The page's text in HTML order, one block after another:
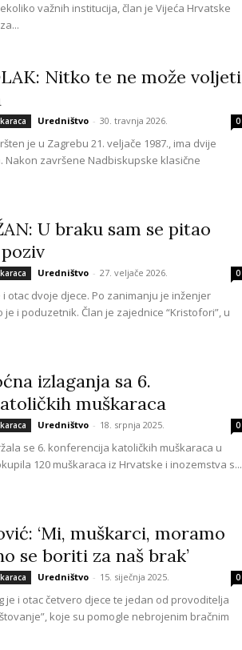
važnih institucija, član je Vijeća Hrvatske
Nitko te ne može voljeti
Uredništvo - 30. travnja 2026. 0
je u Zagrebu 21. veljače 1987., ima dvije
Nakon završene Nadbiskupske klasične
U braku sam se pitao
poziv
Uredništvo - 27. veljače 2026. 0
otac dvoje djece. Po zanimanju je inženjer
i poduzetnik. Član je zajednice “Kristofori”, u
izlaganja sa 6.
muškaraca
Uredništvo - 18. srpnja 2025. 0
se 6. konferencija katoličkih muškaraca u
120 muškaraca iz Hrvatske i inozemstva s...
‘Mi, muškarci, moramo
se boriti za naš brak’
Uredništvo - 15. siječnja 2025. 0
je i otac četvero djece te jedan od provoditelja
koje su pomogle nebrojenim bračnim